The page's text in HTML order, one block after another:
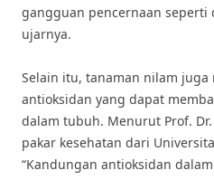
gangguan pencernaan seperti
ujarnya.
Selain itu, tanaman nilam
antioksidan yang dapat
dalam tubuh. Menurut Prof.
pakar kesehatan dari
“Kandungan antioksidan